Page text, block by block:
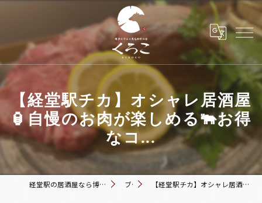
【経堂駅チカ】オシャレ居酒屋
🏮自慢のお肉が楽しめる🐃お得
なコ...
経堂駅の居酒屋なら博多おでんと黒毛和牛の店 くろこ ブログ 【経堂駅チカ】オシャレ居酒屋🏮自慢のお肉が楽しめる🐃お得なコ...